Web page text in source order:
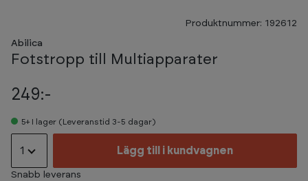
Produktnummer: 192612
Abilica
Fotstropp till Multiapparater
249:-
5+ I lager (Leveranstid 3-5 dagar)
1 Lägg till i kundvagnen
Snabb leverans